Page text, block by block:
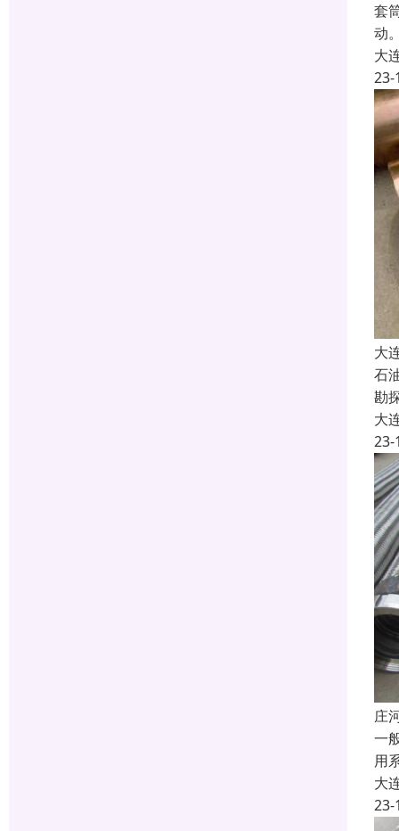
套
动
大
23-
大
石
勘
大
23-
庄
一
用
大
23-